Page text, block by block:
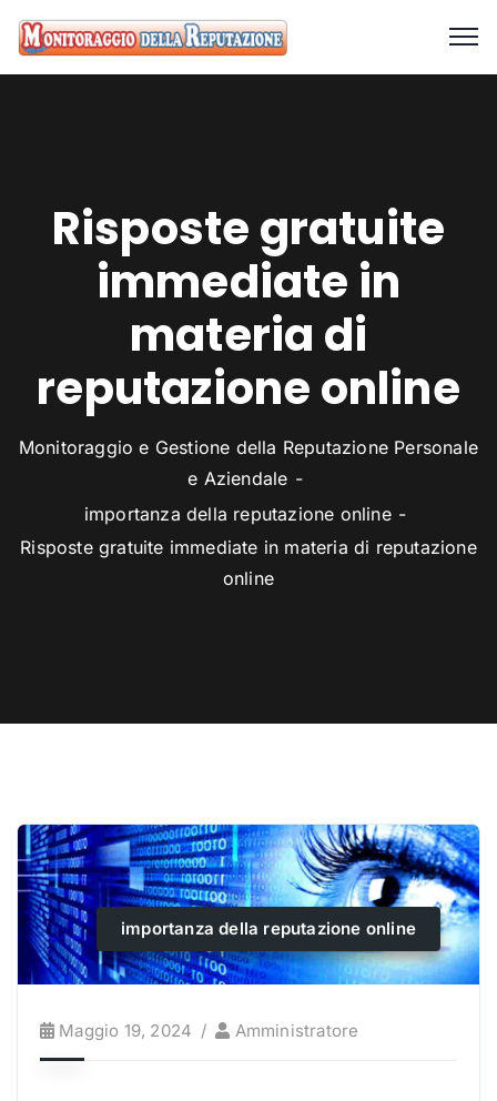
Risposte gratuite
immediate in
materia di
reputazione online
Monitoraggio e Gestione della Reputazione Personale
e Aziendale
importanza della reputazione online
Risposte gratuite immediate in materia di reputazione
online
importanza della reputazione online
Maggio 19, 2024 Amministratore